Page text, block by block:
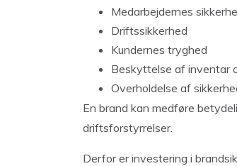
Medarbejdernes
Driftssikkerhed
Kundernes tryghed
Beskyttelse af inventar
Overholdelse af
En brand kan medføre
driftsforstyrrelser.
Derfor er investering i